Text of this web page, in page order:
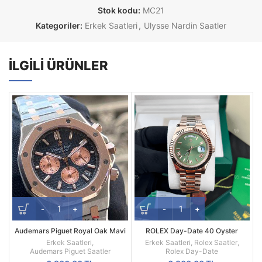
Stok kodu: MC21
Kategoriler: Erkek Saatleri , Ulysse Nardin Saatler
İLGILI ÜRÜNLER
Audemars Piguet Royal Oak Mavi
Kadran 41mm Replika Erkek Kol
Saati
Erkek Saatleri
Audemars Piguet Saatler
ROLEX Day-Date 40 Oyster
Everose Gold Ref M228235-0025
Erkek Saatleri Rolex Saatler,
Rolex Day-Date